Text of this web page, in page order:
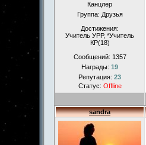
Канцлер
Группа: Друзья
Достижения:
Учитель УРР, *Учитель
КР(18)
Сообщений: 1357
Награды: 19
Репутация: 23
Статус: Offline
sandra